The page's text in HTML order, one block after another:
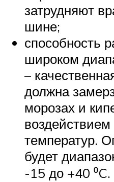
затрудняют
шине;
способность
широком
–
должна
морозах и
температур.
будет
-15 до +40 ⁰C.